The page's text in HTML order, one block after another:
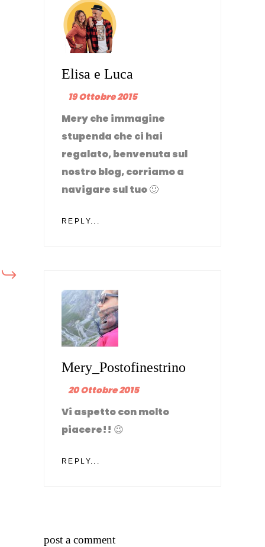
Elisa e Luca
19 Ottobre 2015
Mery che immagine
stupenda che ci hai
regalato, benvenuta sul
nostro blog, corriamo a
navigare sul tuo 🙂
REPLY...
Mery_Postofinestrino
20 Ottobre 2015
Vi aspetto con molto
piacere!! 😉
REPLY...
post a comment